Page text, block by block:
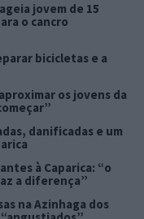
jovem de 15
o cancro
bicicletas e a
os jovens da
danificadas e um
à Caparica: “o
a diferença”
na Azinhaga dos